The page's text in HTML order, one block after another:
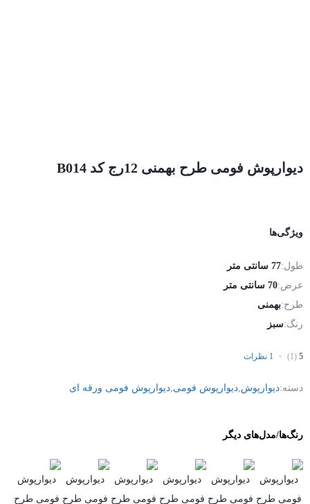
دیوارپوش فومی طرح بهمنی 12رج کد B014
ویژگی‌ها
طول:77 سانتی متر
عرض:70 سانتی متر
طرح:بهمنی
رنگ:سبز
5
(1) 1 نظرات
دسته:دیوارپوش دیوارپوش فومی دیوارپوش فومی ورقه ای
رنگ‌ها/مدل‌های دیگر